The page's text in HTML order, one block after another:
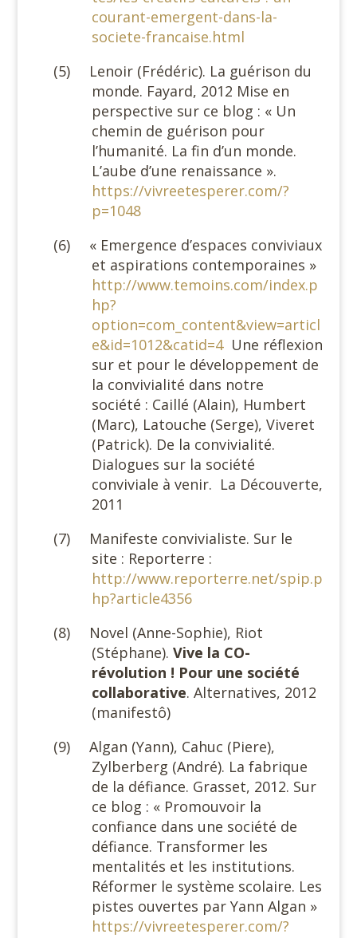
courant-emergent-dans-la-
societe-francaise.html
(5)
Lenoir (Frédéric). La guérison du
monde. Fayard, 2012 Mise en
perspective sur ce blog : « Un
chemin de guérison pour
l’humanité. La fin d’un monde.
L’aube d’une renaissance ».
https://vivreetesperer.com/?
p=1048
(6)
« Emergence d’espaces conviviaux
et aspirations contemporaines »
http://www.temoins.com/index.p
hp?
option=com_content&view=articl
e&id=1012&catid=4 Une réflexion
sur et pour le développement de
la convivialité dans notre
société : Caillé (Alain), Humbert
(Marc), Latouche (Serge), Viveret
(Patrick). De la convivialité.
Dialogues sur la société
conviviale à venir. La Découverte,
2011
(7)
Manifeste convivialiste. Sur le
site : Reporterre :
http://www.reporterre.net/spip.p
hp?article4356
(8)
Novel (Anne-Sophie), Riot
(Stéphane). Vive la CO-
révolution ! Pour une société
collaborative. Alternatives, 2012
(manifestô)
(9)
Algan (Yann), Cahuc (Piere),
Zylberberg (André). La fabrique
de la défiance. Grasset, 2012. Sur
ce blog : « Promouvoir la
confiance dans une société de
défiance. Transformer les
mentalités et les institutions.
Réformer le système scolaire. Les
pistes ouvertes par Yann Algan »
https://vivreetesperer.com/?